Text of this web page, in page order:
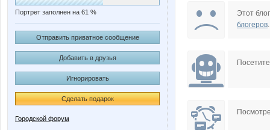
Портрет заполнен на 61 %
Отправить приватное сообщение
Добавить в друзья
Игнорировать
Сделать подарок
Городской форум
Этот
блогеров.